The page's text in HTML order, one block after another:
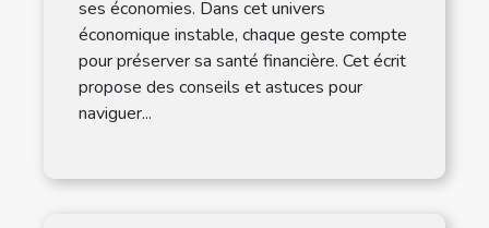
ses économies. Dans cet univers
économique instable, chaque geste compte
pour préserver sa santé financière. Cet écrit
propose des conseils et astuces pour
naviguer...